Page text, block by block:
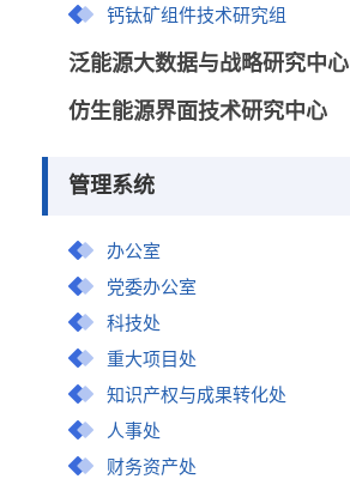
钙钛矿组件技术研究组
泛能源大数据与战略研究中心
仿生能源界面技术研究中心
管理系统
办公室
党委办公室
科技处
重大项目处
知识产权与成果转化处
人事处
财务资产处